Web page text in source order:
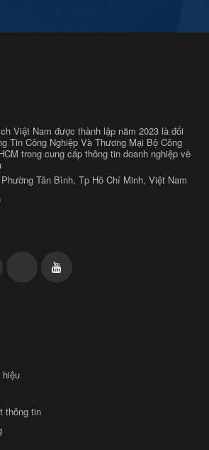
Việt Nam được thành lập năm 2023 là đối
Tin Công Nghiệp Và Thương Mại Bộ Công
trong cung cấp thông tin doanh nghiệp về
Tân Bình, Tp Hồ Chí Minh, Việt Nam
hiệu
thông tin